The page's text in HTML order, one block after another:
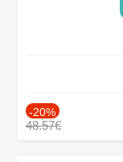
-20%
48.57€